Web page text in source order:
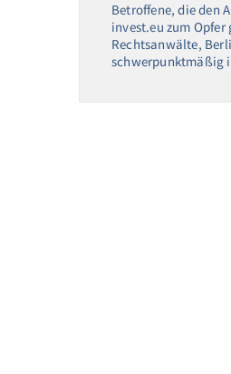
Betroffene, die den
invest.eu zum
Rechtsanwälte,
schwerpunktmäßig